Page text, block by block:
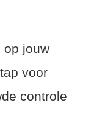
op jouw
voor
controle